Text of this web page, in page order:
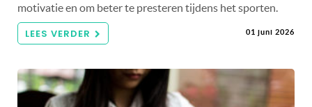
motivatie en om beter te presteren tijdens het sporten.
LEES VERDER 01 juni 2026